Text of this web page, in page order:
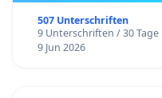
507 Unterschriften
9 Unterschriften / 30 Tage
9 Jun 2026